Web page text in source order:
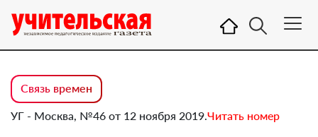
Связь времен
УГ - Москва, №46 от 12 ноября 2019.Читать номер